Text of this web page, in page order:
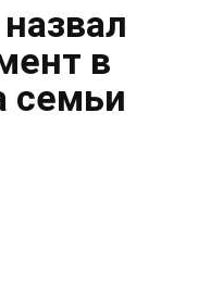
в
семьи